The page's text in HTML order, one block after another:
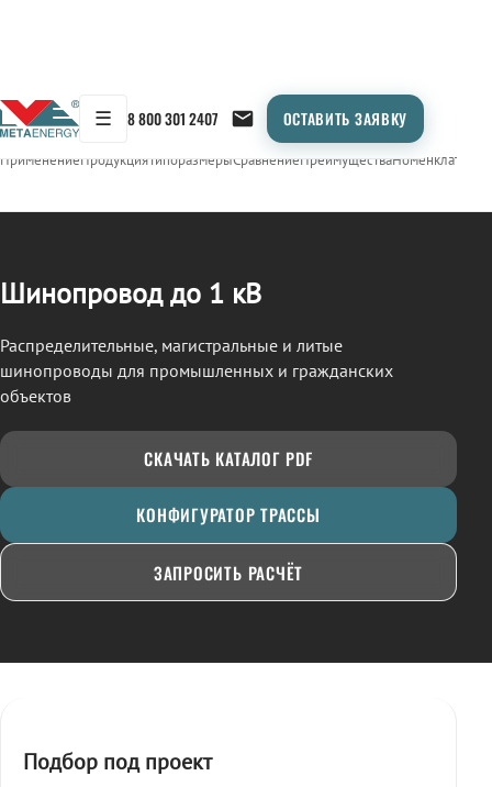
☰ 8 800 301 2407 ОСТАВИТЬ ЗАЯВКУ
← Продукция/ШИНОПРОВОД
ПрименениеПродукцияТипоразмерыСравнениеПреимуществаНоменклатура
Шинопровод до 1 кВ
Распределительные, магистральные и литые
шинопроводы для промышленных и гражданских
объектов
СКАЧАТЬ КАТАЛОГ PDF
КОНФИГУРАТОР ТРАССЫ
ЗАПРОСИТЬ РАСЧЁТ
Подбор под проект